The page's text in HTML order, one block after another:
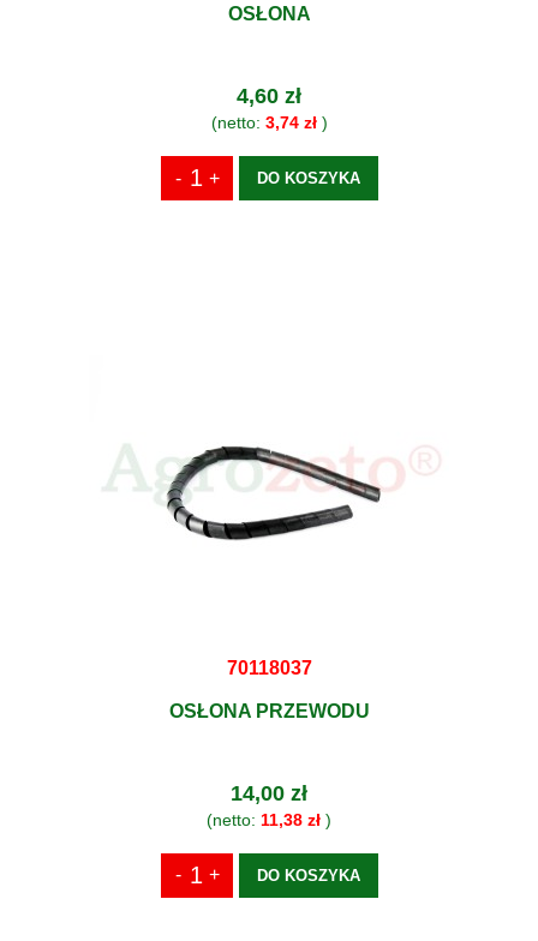
OSŁONA
4,60 zł
(netto: 3,74 zł)
DO KOSZYKA
70118037
OSŁONA PRZEWODU
14,00 zł
(netto: 11,38 zł )
DO KOSZYKA